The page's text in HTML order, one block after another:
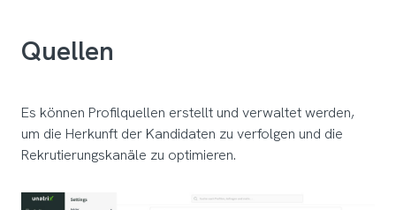
Quellen
Es können Profilquellen erstellt und verwaltet werden,
um die Herkunft der Kandidaten zu verfolgen und die
Rekrutierungskanäle zu optimieren.